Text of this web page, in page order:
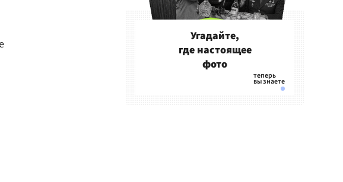
Угадайте,
где настоящее
фото